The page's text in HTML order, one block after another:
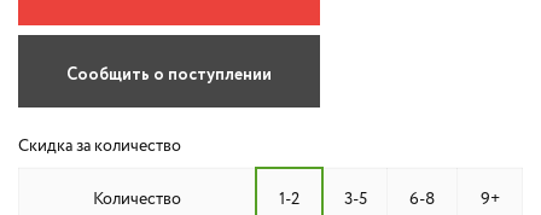
Сообщить о поступлении
Скидка за количество
Количество 1-2 3-5 6-8 9+